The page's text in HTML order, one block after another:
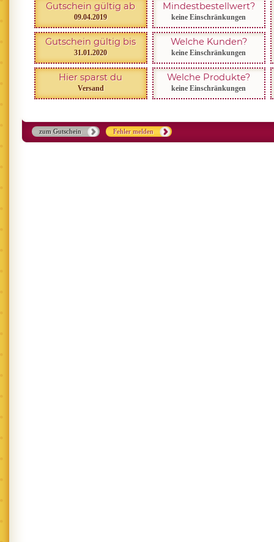
Gutschein gültig ab
09.04.2019
Mindestbestellwert?
keine Einschränkungen
Gutschein gültig bis
31.01.2020
Welche Kunden?
keine Einschränkungen
Hier sparst du
Versand
Welche Produkte?
keine Einschränkungen
zum Gutschein Fehler melden